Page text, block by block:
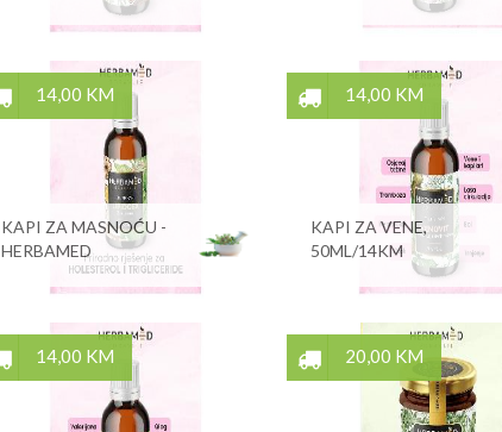
14,00 KM
KAPI ZA MASNOĆU -
HERBAMED
14,00 KM
KAPI ZA VENE,
50ML/14KM
14,00 KM 20,00 KM